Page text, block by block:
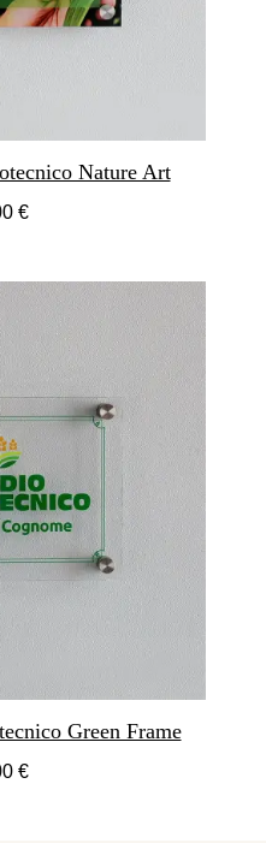
Nature Art
€
Green Frame
€